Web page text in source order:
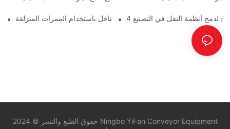
ضمان التشغيل السلس لأجزاء الناقل باستخدام الممرات المنزلقة
لدمج أنظمة النقل في التصنيع
حقوق الطبع والنشر © 2024 Ningbo YiFan Conveyor Equipment